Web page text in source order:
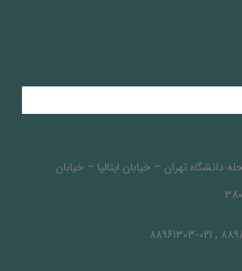
دانشگاه تهران – خيابان ايتاليا – خيابان